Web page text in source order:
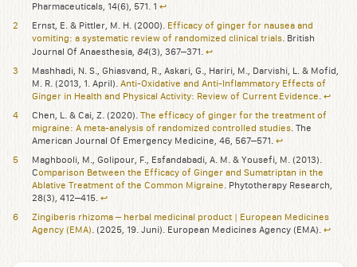
Pharmaceuticals, 14(6), 571. 1 ↩︎
Ernst, E. & Pittler, M. H. (2000). Efficacy of ginger for nausea and
vomiting: a systematic review of randomized clinical trials. British
Journal Of Anaesthesia, 84(3), 367–371. ↩︎
Mashhadi, N. S., Ghiasvand, R., Askari, G., Hariri, M., Darvishi, L. & Mofid,
M. R. (2013, 1. April). Anti-Oxidative and Anti-Inflammatory Effects of
Ginger in Health and Physical Activity: Review of Current Evidence. ↩︎
Chen, L. & Cai, Z. (2020). The efficacy of ginger for the treatment of
migraine: A meta-analysis of randomized controlled studies. The
American Journal Of Emergency Medicine, 46, 567–571. ↩︎
Maghbooli, M., Golipour, F., Esfandabadi, A. M. & Yousefi, M. (2013).
Comparison Between the Efficacy of Ginger and Sumatriptan in the
Ablative Treatment of the Common Migraine. Phytotherapy Research,
28(3), 412–415. ↩︎
Zingiberis rhizoma – herbal medicinal product | European Medicines
Agency (EMA). (2025, 19. Juni). European Medicines Agency (EMA). ↩︎